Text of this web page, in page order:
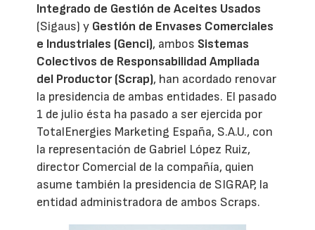
Integrado de Gestión de Aceites Usados
(Sigaus) y Gestión de Envases Comerciales
e Industriales (Genci), ambos Sistemas
Colectivos de Responsabilidad Ampliada
del Productor (Scrap), han acordado renovar
la presidencia de ambas entidades. El pasado
1 de julio ésta ha pasado a ser ejercida por
TotalEnergies Marketing España, S.A.U., con
la representación de Gabriel López Ruiz,
director Comercial de la compañía, quien
asume también la presidencia de SIGRAP, la
entidad administradora de ambos Scraps.